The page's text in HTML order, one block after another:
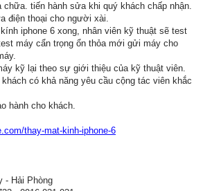
tiến hành sửa khi quý khách chấp nhận.
điện thoại cho người xài.
iphone 6 xong, nhân viên kỹ thuật sẽ test
máy cẩn trọng ổn thỏa mới gửi máy cho
kỹ lại theo sự giới thiệu của kỹ thuật viên.
có khả năng yêu cầu cộng tác viên khắc
hành cho khách.
thay-mat-kinh-iphone-6
- Hải Phòng